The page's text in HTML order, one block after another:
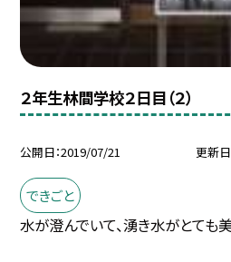
２年生林間学校２日目（２）
公開日 2019/07/21 更新日
できごと
水が澄んでいて、湧き水がとても